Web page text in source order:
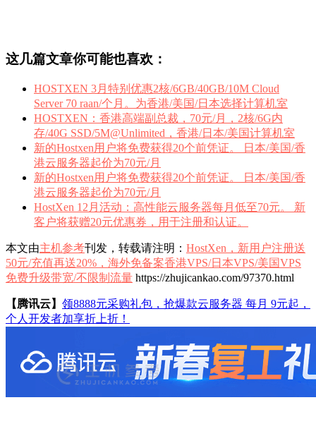
这几篇文章你可能也喜欢：
HOSTXEN 3月特别优惠2核/6GB/40GB/10M Cloud
Server 70 raan/个月。为香港/美国/日本选择计算机室
HOSTXEN：香港高端副总裁，70元/月，2核/6G内
存/40G SSD/5M@Unlimited，香港/日本/美国计算机室
新的Hostxen用户将免费获得20个前凭证。 日本/美国/香
港云服务器起价为70元/月
新的Hostxen用户将免费获得20个前凭证。 日本/美国/香
港云服务器起价为70元/月
HostXen 12月活动：高性能云服务器每月低至70元。 新
客户将获赠20元优惠券，用于注册和认证。
本文由主机参考刊发，转载请注明： HostXen，新用户注册送
50元/充值再送20%，海外免备案香港VPS/日本VPS/美国VPS
免费升级带宽/不限制流量 https://zhujicankao.com/97370.html
【腾讯云】 领8888元采购礼包，抢爆款云服务器 每月 9元起，
个人开发者加享折上折！